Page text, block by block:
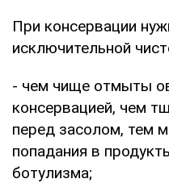
При консервации
исключительной
- чем чище отмыты
консервацией, чем
перед засолом, тем
попадания в
ботулизма;